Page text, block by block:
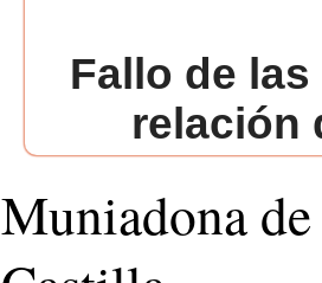
Fallo de
relación
Muniadona de